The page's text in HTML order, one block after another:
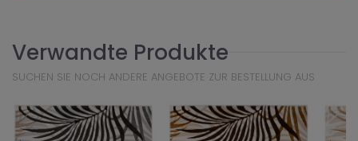
Verwandte Produkte
SUCHEN SIE NOCH ANDERE ANGEBOTE ZUR BESTELLUNG AUS